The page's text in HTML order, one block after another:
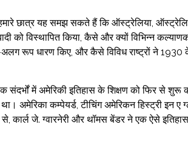
छात्र यह समझ सकते हैं कि ऑस्ट्रेलिया,
को विस्थापित किया, कैसे और क्यों विभिन्न
रूप धारण किए, और कैसे विविध राष्ट्रों ने 1930
संदर्भों में अमेरिकी इतिहास के शिक्षण को फिर से
अमेरिका कम्पेयर्ड, टीचिंग अमेरिकन हिस्ट्री इन
कार्ल जे. ग्वारनेरी और थॉमस बेंडर ने एक ऐसे